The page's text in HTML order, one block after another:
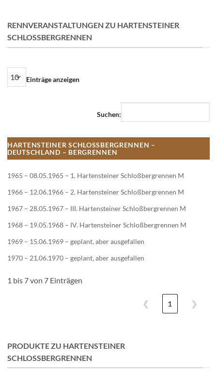
RENNVERANSTALTUNGEN ZU HARTENSTEINER
SCHLOSSBERGRENNEN
Einträge anzeigen
Suchen:
HARTENSTEINER SCHLOSSBERGRENNEN – D
EUTSCHLAND – BERGRENNEN
1965 – 08.05.1965 – 1. Hartensteiner Schloßbergrennen M
1966 – 12.06.1966 – 2. Hartensteiner Schloßbergrennen M
1967 – 28.05.1967 – III. Hartensteiner Schloßbergrennen M
1968 – 19.05.1968 – IV. Hartensteiner Schloßbergrennen M
1969 – 15.06.1969 – geplant, aber ausgefallen
1970 – 21.06.1970 – geplant, aber ausgefallen
1 bis 7 von 7 Einträgen
❮ 1 ❯
PRODUKTE ZU HARTENSTEINER
SCHLOSSBERGRENNEN